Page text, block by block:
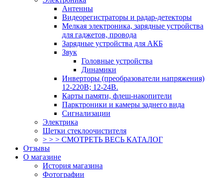
Антенны
Видеорегистраторы и радар-детекторы
Мелкая электроника, зарядные устройства
для гаджетов, провода
Зарядные устройства для АКБ
Звук
Головные устройства
Динамики
Инверторы (преобразователи напряжения)
12-220В; 12-24В.
Карты памяти, флеш-накопители
Парктроники и камеры заднего вида
Сигнализации
Электрика
Щетки стеклоочистителя
> > > СМОТРЕТЬ ВЕСЬ КАТАЛОГ
Отзывы
О магазине
История магазина
Фотографии